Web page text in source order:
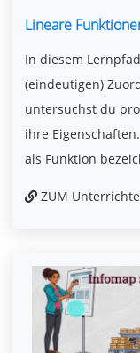
Lineare
In diesem
(eindeutigen)
untersuchst du
ihre
als Funktion
ZUM